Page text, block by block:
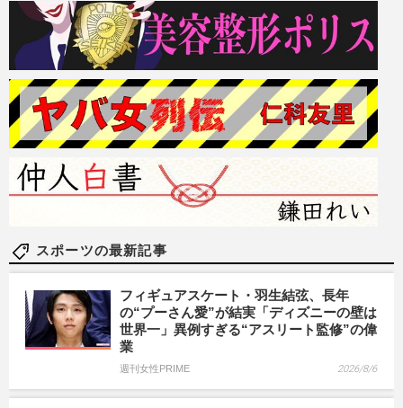
スポーツの最新記事
フィギュアスケート・羽生結弦、長年
の“プーさん愛”が結実「ディズニーの壁は
世界一」異例すぎる“アスリート監修”の偉
業
週刊女性PRIME 2026/8/6